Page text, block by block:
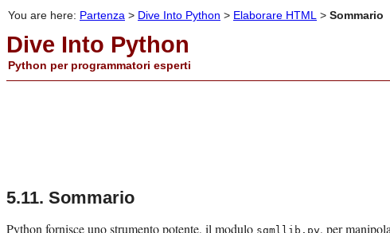
You are here: Partenza > Dive Into Python > Elaborare HTML > Sommario
Dive Into Python
Python per programmatori esperti
5.11. Sommario
Pythonfornisce uno strumento potente, il modulo sgmllib.py, per